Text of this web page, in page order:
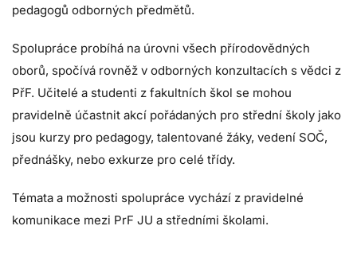
pedagogů odborných předmětů.
Spolupráce probíhá na úrovni všech přírodovědných
oborů, spočívá rovněž v odborných konzultacích s vědci z
PřF. Učitelé a studenti z fakultních škol se mohou
pravidelně účastnit akcí pořádaných pro střední školy jako
jsou kurzy pro pedagogy, talentované žáky, vedení SOČ,
přednášky, nebo exkurze pro celé třídy.
Témata a možnosti spolupráce vychází z pravidelné
komunikace mezi PrF JU a středními školami.